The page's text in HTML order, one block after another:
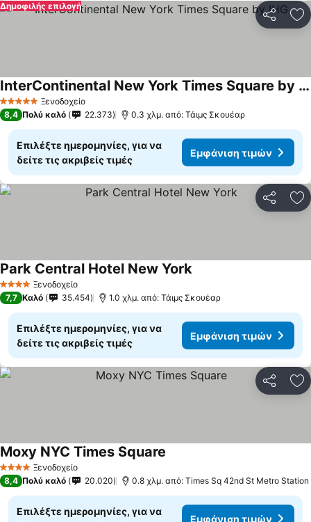
Δημοφιλής επιλογή
5 Αστέρια Ξενοδοχείο
InterContinental New York Times Square by IHG
8,4 Πολύ καλό 22.373 0.3 χλμ. από: Τάιμς Σκουέαρ
Επιλέξτε ημερομηνίες, για να
δείτε τις ακριβείς τιμές
Εμφάνιση τιμών
4 ΑστέριαΞενοδοχείο
Park Central Hotel New York
7,7 Καλό 35.454 1.0 χλμ. από: Τάιμς Σκουέαρ
Επιλέξτε ημερομηνίες, για να
δείτε τις ακριβείς τιμές
Εμφάνιση τιμών
4 ΑστέριαΞενοδοχείο
Moxy NYC Times Square
8,4 Πολύ καλό 20.020 0.8 χλμ. από: Times Sq 42nd St Metro Station
Επιλέξτε ημερομηνίες, για να
Εμφάνιση τιμών